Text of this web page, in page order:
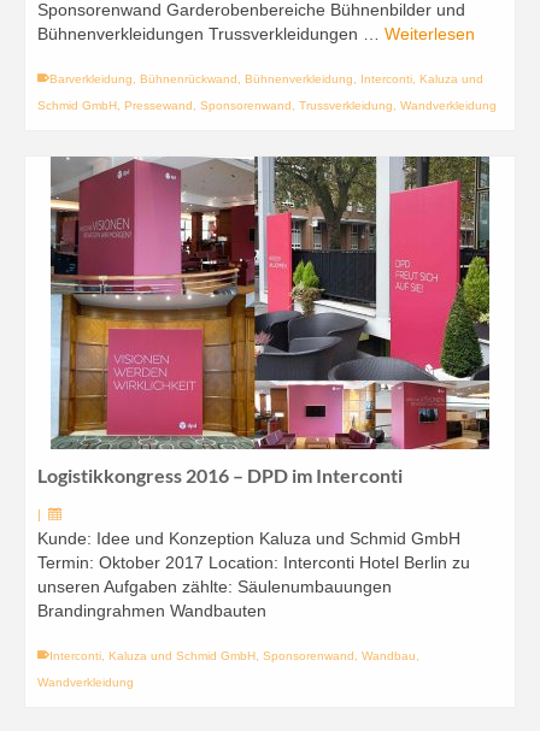
Sponsorenwand Garderobenbereiche Bühnenbilder und
Bühnenverkleidungen Trussverkleidungen … Weiterlesen
Barverkleidung Bühnenrückwand Bühnenverkleidung Interconti Kaluza und
Schmid GmbH Pressewand Sponsorenwand Trussverkleidung Wandverkleidung
Logistikkongress 2016 – DPD im Interconti
|
Kunde: Idee und Konzeption Kaluza und Schmid GmbH
Termin: Oktober 2017 Location: Interconti Hotel Berlin zu
unseren Aufgaben zählte: Säulenumbauungen
Brandingrahmen Wandbauten
Interconti Kaluza und Schmid GmbH Sponsorenwand Wandbau
Wandverkleidung